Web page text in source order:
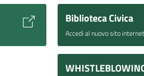
Biblioteca Civica
Accedi al nuovo sito